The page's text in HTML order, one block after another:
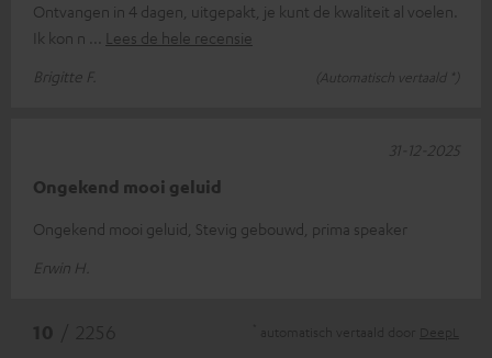
Ontvangen in 4 dagen, uitgepakt, je kunt de kwaliteit al voelen.
Ik kon n
Lees de hele recensie
Brigitte F.
(Automatisch vertaald *)
Ongekend mooi geluid
Ongekend mooi geluid, Stevig gebouwd, prima speaker
Erwin H.
31-12-2025